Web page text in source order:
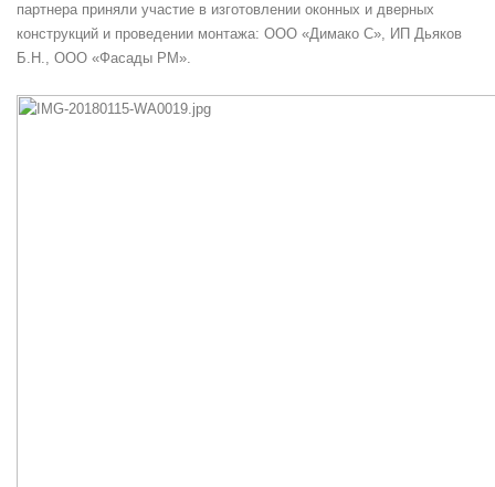
партнера приняли участие в изготовлении оконных и дверных
конструкций и проведении монтажа: ООО «Димако С», ИП Дьяков
Б.Н., ООО «Фасады РМ».